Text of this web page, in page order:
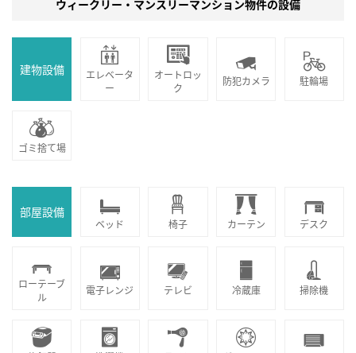
ウィークリー・マンスリーマンション物件の設備
建物設備
エレベータ
ー
オートロッ
ク
防犯カメラ 駐輪場
ゴミ捨て場
部屋設備
ベッド 椅子 カーテン デスク
ローテーブ
ル
電子レンジ テレビ 冷蔵庫 掃除機